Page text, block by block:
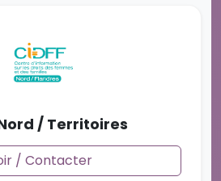
Nord / Territoires
/ Contacter